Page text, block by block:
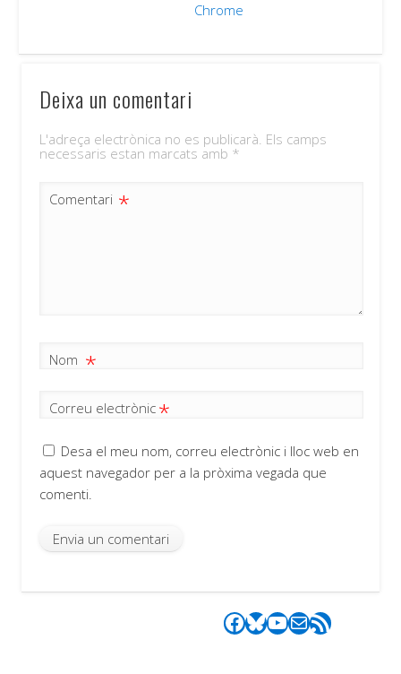
Chrome
Deixa un comentari
L'adreça electrònica no es publicarà. Els camps
necessaris estan marcats amb *
Comentari *
Nom *
Correu electrònic *
Desa el meu nom, correu electrònic i lloc web en
aquest navegador per a la pròxima vegada que
comenti.
Facebook
Bluesky
YouTube
Correu electrònic
Canal RSS